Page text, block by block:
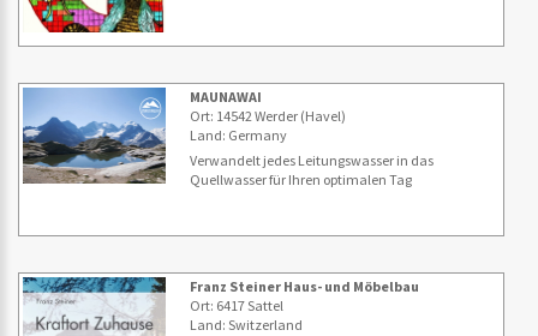
MAUNAWAI
Ort: 14542 Werder (Havel)
Land: Germany
Verwandelt jedes Leitungswasser in das
Quellwasser für Ihren optimalen Tag
Franz Steiner Haus- und Möbelbau
Ort: 6417 Sattel
Land: Switzerland